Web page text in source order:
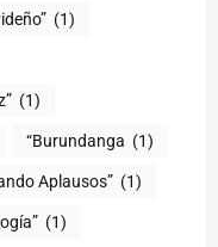
(1)
(1)
“Burundanga (1)
Aplausos” (1)
(1)